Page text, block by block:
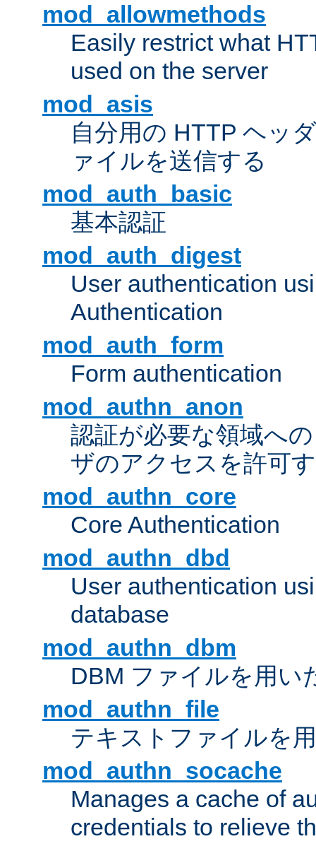
mod_allowmethods
Easily restrict what
used on the server
mod_asis
自分用の HTTP ヘッ
ァイルを送信する
mod_auth_basic
基本認証
mod_auth_digest
User authentication
Authentication
mod_auth_form
Form authentication
mod_authn_anon
認証が必要な領域へ
ザのアクセスを許可
mod_authn_core
Core Authentication
mod_authn_dbd
User authentication
database
mod_authn_dbm
DBM ファイルを用い
mod_authn_file
テキストファイルを
mod_authn_socache
Manages a cache of
credentials to relieve